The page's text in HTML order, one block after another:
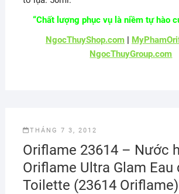
“Chất lượng phục vụ là niềm tự hào
NgocThuyShop.com|
NgocThuyGroup.com
THÁNG 7 3, 2012
Oriflame 23614 – Nước
Oriflame Ultra Glam Eau
Toilette (23614 Oriflame)